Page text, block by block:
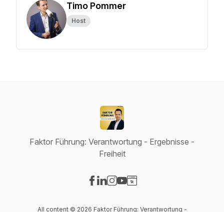
Timo Pommer
Host
Faktor Führung: Verantwortung - Ergebnisse -
Freiheit
All content © 2026 Faktor Führung: Verantwortung -